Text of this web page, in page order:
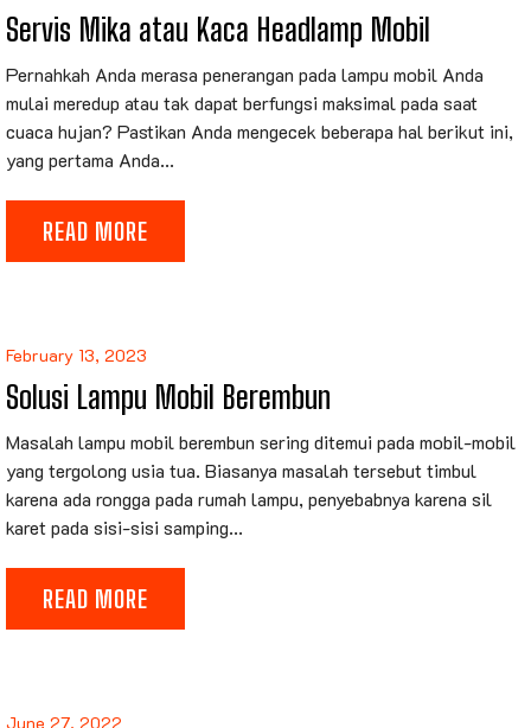
Servis Mika atau Kaca Headlamp Mobil
Pernahkah Anda merasa penerangan pada lampu mobil Anda
mulai meredup atau tak dapat berfungsi maksimal pada saat
cuaca hujan? Pastikan Anda mengecek beberapa hal berikut ini,
yang pertama Anda...
READ MORE
February 13, 2023
Solusi Lampu Mobil Berembun
Masalah lampu mobil berembun sering ditemui pada mobil-mobil
yang tergolong usia tua. Biasanya masalah tersebut timbul
karena ada rongga pada rumah lampu, penyebabnya karena sil
karet pada sisi-sisi samping...
READ MORE
June 27, 2022